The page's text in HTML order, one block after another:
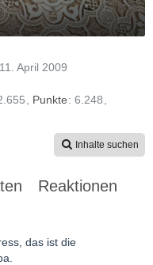
April 2009
Punkte
6.248
Inhalte suchen
Reaktionen
das ist die